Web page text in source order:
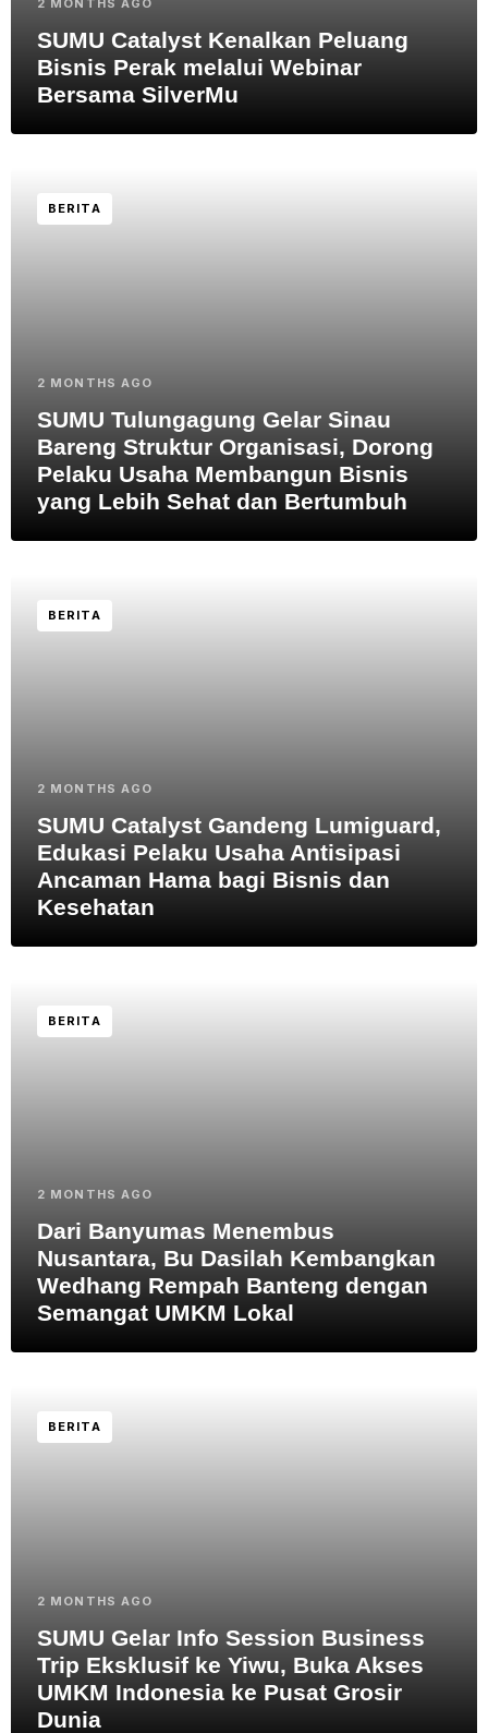
2 MONTHS AGO
SUMU Catalyst Kenalkan Peluang
Bisnis Perak melalui Webinar
Bersama SilverMu
BERITA
2 MONTHS AGO
SUMU Tulungagung Gelar Sinau
Bareng Struktur Organisasi, Dorong
Pelaku Usaha Membangun Bisnis
yang Lebih Sehat dan Bertumbuh
BERITA
2 MONTHS AGO
SUMU Catalyst Gandeng Lumiguard,
Edukasi Pelaku Usaha Antisipasi
Ancaman Hama bagi Bisnis dan
Kesehatan
BERITA
2 MONTHS AGO
Dari Banyumas Menembus
Nusantara, Bu Dasilah Kembangkan
Wedhang Rempah Banteng dengan
Semangat UMKM Lokal
BERITA
2 MONTHS AGO
SUMU Gelar Info Session Business
Trip Eksklusif ke Yiwu, Buka Akses
UMKM Indonesia ke Pusat Grosir
Dunia